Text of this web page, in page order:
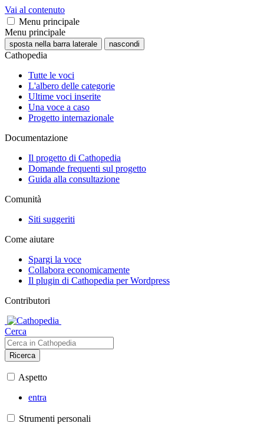
Vai al contenuto
Menu principale
Menu principale
sposta nella barra laterale nascondi
Cathopedia
Tutte le voci
L'albero delle categorie
Ultime voci inserite
Una voce a caso
Progetto internazionale
Documentazione
Il progetto di Cathopedia
Domande frequenti sul progetto
Guida alla consultazione
Comunità
Siti suggeriti
Come aiutare
Spargi la voce
Collabora economicamente
Il plugin di Cathopedia per Wordpress
Contributori
Cerca
Ricerca
Aspetto
entra
Strumenti personali